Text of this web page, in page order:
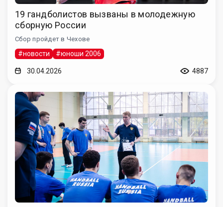
19 гандболистов вызваны в молодежную
сборную России
Сбор пройдет в Чехове
#новости #юноши 2006
30.04.2026 4887